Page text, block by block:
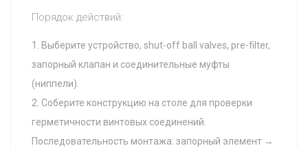
Порядок действий:
Выберите устройство, shut-off ball valves, pre-filter,
запорный клапан и соединительные муфты
(ниппели).
Соберите конструкцию на столе для проверки
герметичности винтовых соединений.
Последовательность монтажа: запорный элемент →